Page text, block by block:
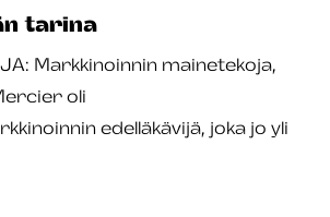
tarina
Markkinoinnin mainetekoja,
oli
edelläkävijä, joka jo yli